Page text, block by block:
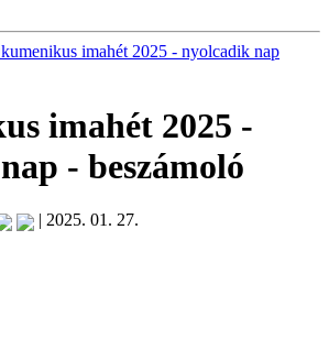
imahét 2025 - nyolcadik nap
imahét 2025 -
- beszámoló
| 2025. 01. 27.